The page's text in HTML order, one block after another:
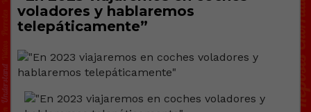
voladores y hablaremos
telepáticamente”